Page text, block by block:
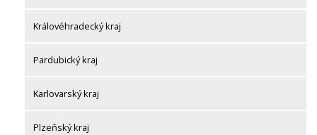
Královéhradecký kraj
Pardubický kraj
Karlovarský kraj
Plzeňský kraj